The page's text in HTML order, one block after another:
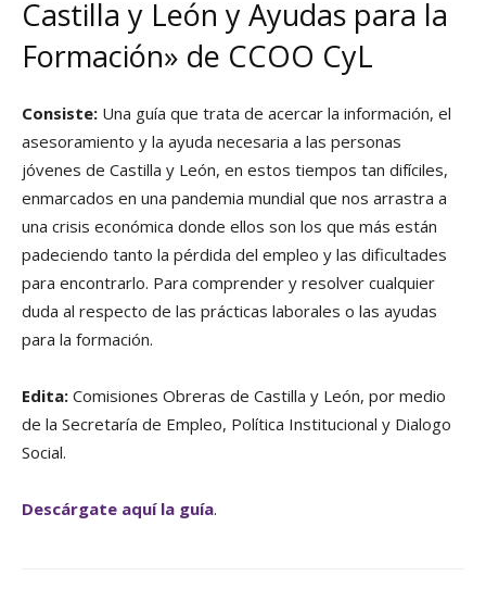
Castilla y León y Ayudas para la
Formación» de CCOO CyL
Consiste: Una guía que trata de acercar la información, el
asesoramiento y la ayuda necesaria a las personas
jóvenes de Castilla y León, en estos tiempos tan difíciles,
enmarcados en una pandemia mundial que nos arrastra a
una crisis económica donde ellos son los que más están
padeciendo tanto la pérdida del empleo y las dificultades
para encontrarlo. Para comprender y resolver cualquier
duda al respecto de las prácticas laborales o las ayudas
para la formación.
Edita: Comisiones Obreras de Castilla y León, por medio
de la Secretaría de Empleo, Política Institucional y Dialogo
Social.
Descárgate aquí la guía.